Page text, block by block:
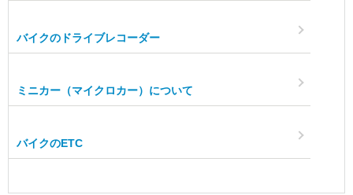
バイクのドライブレコーダー
ミニカー（マイクロカー）について
バイクのETC